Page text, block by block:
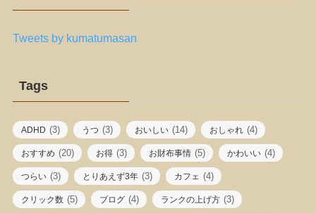
Tweets by kumatumasan
Tags
ADHD (3) うつ (3) おいしい (14) おしゃれ (4)
おすすめ (20) お得 (3) お財布事情 (5) かわいい (4)
つらい (3) とりあえず3年 (3) カフェ (4)
クリック数 (5) ブログ (4) ランクの上げ方 (3)